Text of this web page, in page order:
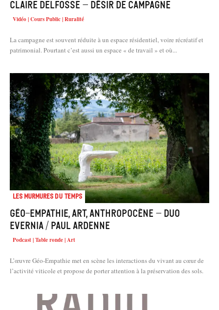
Claire Delfosse – Désir de campagne
Vidéo | Cours Public | Ruralité
La campagne est souvent réduite à un espace résidentiel, voire récréatif et
patrimonial. Pourtant c’est aussi un espace « de travail » et où...
Les murmures du temps
Géo-empathie, art, anthropocène – Duo
Evernia / Paul Ardenne
Podcast | Table ronde | Art
L’œuvre Géo-Empathie met en scène les interactions du vivant au cœur de
l’activité viticole et propose de porter attention à la préservation des sols.